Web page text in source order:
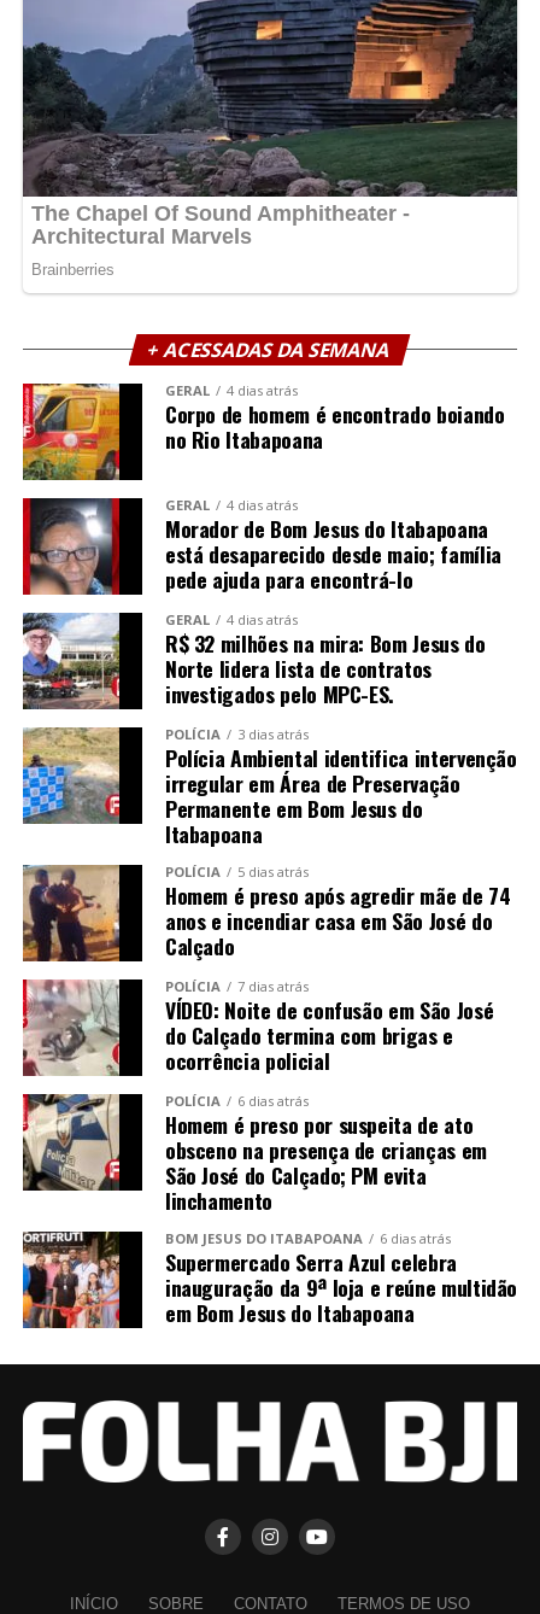
+ ACESSADAS DA SEMANA
GERAL 4 dias atrás
Corpo de homem é encontrado boiando
no Rio Itabapoana
GERAL 4 dias atrás
Morador de Bom Jesus do Itabapoana
está desaparecido desde maio; família
pede ajuda para encontrá-lo
GERAL 4 dias atrás
R$ 32 milhões na mira: Bom Jesus do
Norte lidera lista de contratos
investigados pelo MPC-ES.
POLÍCIA 3 dias atrás
Polícia Ambiental identifica intervenção
irregular em Área de Preservação
Permanente em Bom Jesus do
Itabapoana
POLÍCIA 5 dias atrás
Homem é preso após agredir mãe de 74
anos e incendiar casa em São José do
Calçado
POLÍCIA 7 dias atrás
VÍDEO: Noite de confusão em São José
do Calçado termina com brigas e
ocorrência policial
POLÍCIA 6 dias atrás
Homem é preso por suspeita de ato
obsceno na presença de crianças em
São José do Calçado; PM evita
linchamento
BOM JESUS DO ITABAPOANA 6 dias atrás
Supermercado Serra Azul celebra
inauguração da 9ª loja e reúne multidão
em Bom Jesus do Itabapoana
INÍCIO SOBRE CONTATO TERMOS DE USO